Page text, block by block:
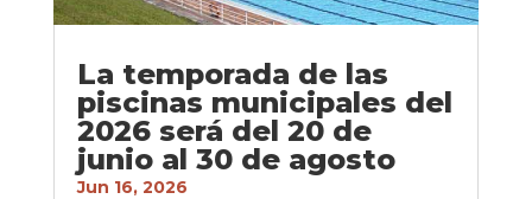
La temporada de las
piscinas municipales del
2026 será del 20 de
junio al 30 de agosto
Jun 16, 2026